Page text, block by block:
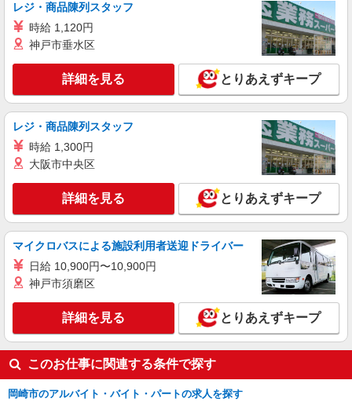
レジ・商品陳列スタッフ
時給 1,120円
神戸市垂水区
詳細を見る とりあえずキープ
レジ・商品陳列スタッフ
時給 1,300円
大阪市中央区
詳細を見る とりあえずキープ
マイクロバスによる施設利用者送迎ドライバー
日給 10,900円〜10,900円
神戸市須磨区
詳細を見る とりあえずキープ
このお仕事に関連する条件で探す
岡崎市のアルバイト・バイト・パートの求人を探す